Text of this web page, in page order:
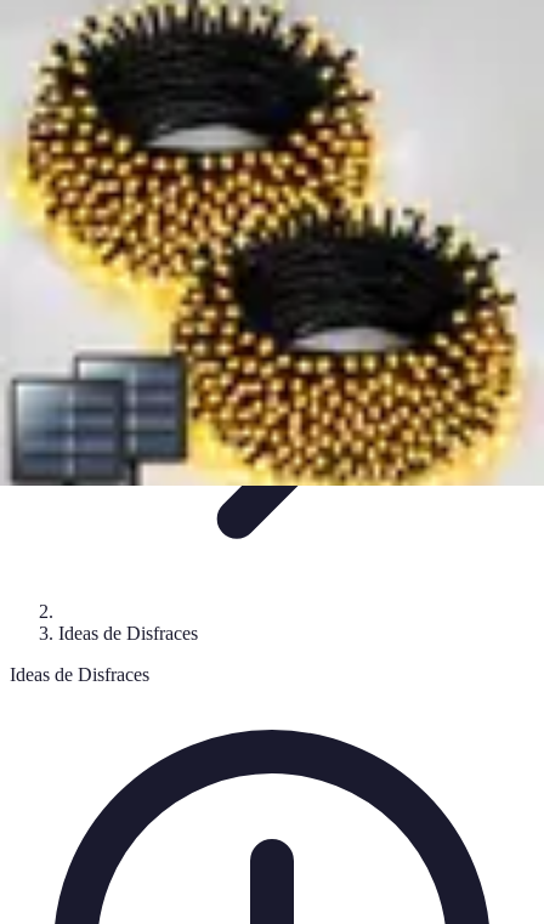
Disfraces Halloween
Listas y ConsejosGuías y
TutorialesTendenciasComparativos Disfraces Clásicos
Disfraces Halloween
Ideas de Disfraces
Ideas de Disfraces